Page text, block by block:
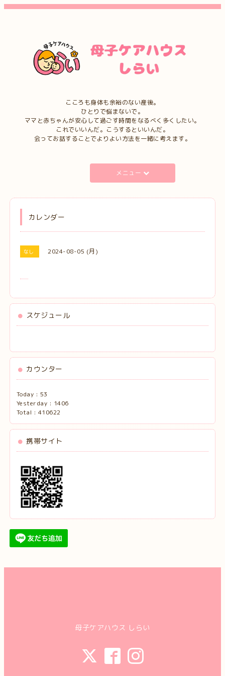
こころも身体も余裕のない産後。
ひとりで悩まないで。
ママと赤ちゃんが安心して過ごす時間をなるべく多くしたい。
これでいいんだ。こうするといいんだ。
会ってお話することでよりよい方法を一緒に考えます。
メニュー
カレンダー
なし 2024-08-05 (月)
スケジュール
カウンター
Today : 53
Yesterday : 1406
Total : 410622
携帯サイト
母子ケアハウス しらい